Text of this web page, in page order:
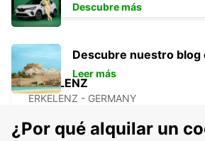
ERKELENZ
ERKELENZ - GERMANY
Descubre más
Descubre nuestro blog
Leer más
¿Por qué alquilar un